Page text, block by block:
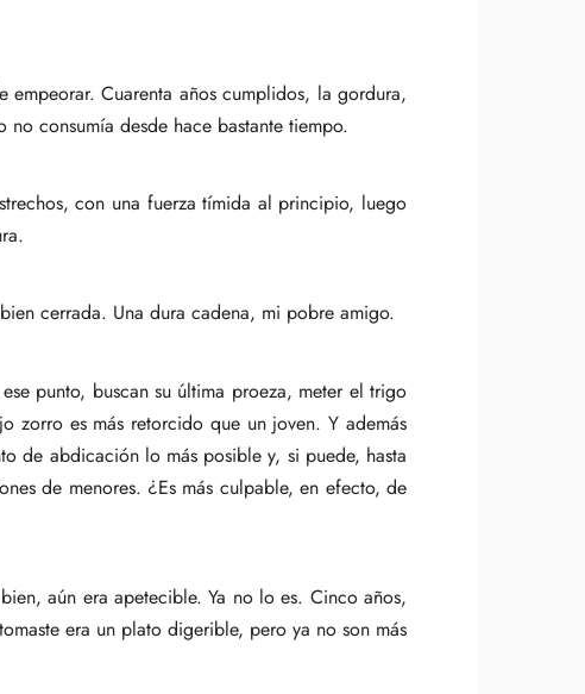
empeorar. Cuarenta años cumplidos, la gordura,
consumía desde hace bastante tiempo.
con una fuerza tímida al principio, luego
cerrada. Una dura cadena, mi pobre amigo.
punto, buscan su última proeza, meter el trigo
zorro es más retorcido que un joven. Y además
de abdicación lo más posible y, si puede, hasta
de menores. ¿Es más culpable, en efecto, de
aún era apetecible. Ya no lo es. Cinco años,
era un plato digerible, pero ya no son más